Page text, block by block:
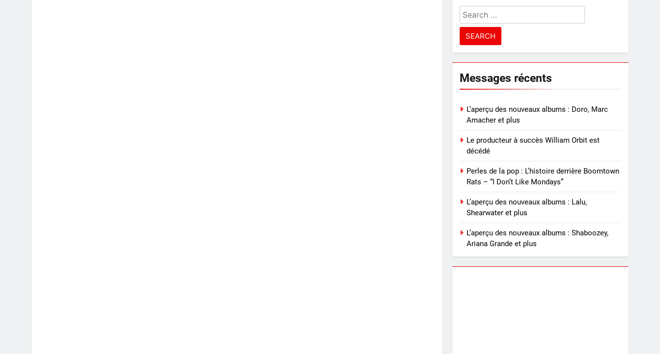
Search
for:
Messages récents
L’aperçu des nouveaux albums : Doro, Marc
Amacher et plus
Le producteur à succès William Orbit est
décédé
Perles de la pop : L’histoire derrière Boomtown
Rats – “I Don’t Like Mondays”
L’aperçu des nouveaux albums : Lalu,
Shearwater et plus
L’aperçu des nouveaux albums : Shaboozey,
Ariana Grande et plus